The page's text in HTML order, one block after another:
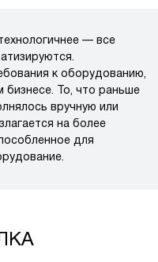
— все
к оборудованию,
бизнесе. То, что раньше
вручную или
на более
для